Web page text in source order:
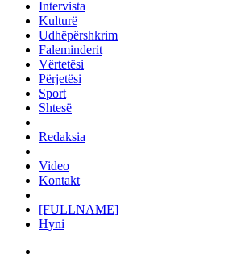
Intervista
Kulturë
Udhëpërshkrim
Faleminderit
Vërtetësi
Përjetësi
Sport
Shtesë
Redaksia
Video
Kontakt
[FULLNAME]
Hyni